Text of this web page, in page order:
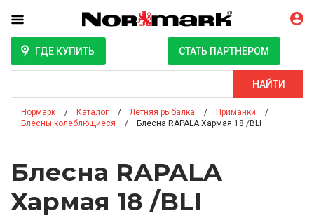
ГДЕ КУПИТЬ СТАТЬ ПАРТНЁРОМ
НАЙТИ
Нормарк Каталог Летняя рыбалка
Приманки
Блесны колеблющиеся
Блесна RAPALA Хармая 18 /BLI
Блесна RAPALA
Хармая 18 /BLI